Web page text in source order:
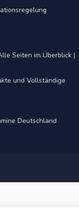
Seiten im Überblick |
und Vollständige
Deutschland